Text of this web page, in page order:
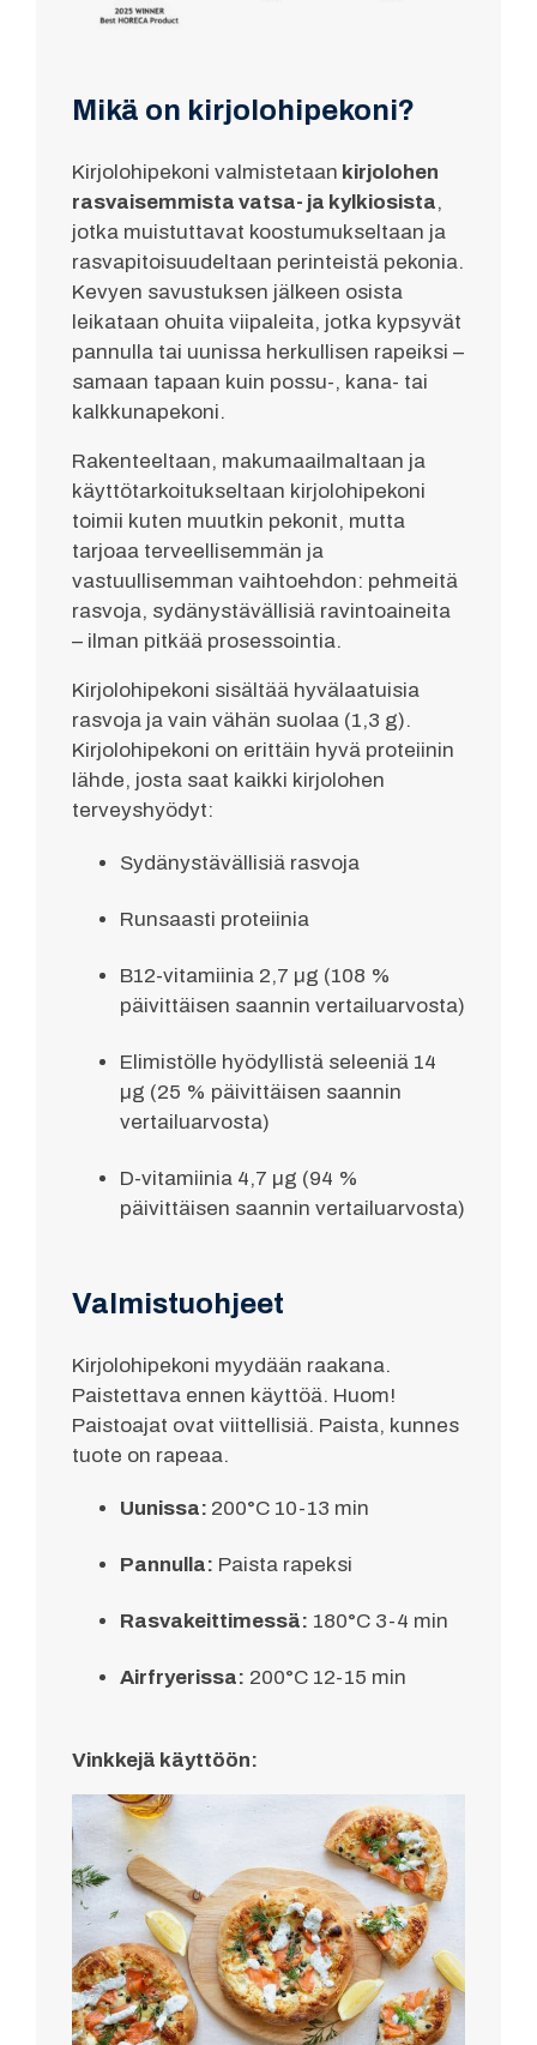
Mikä on kirjolohipekoni?
Kirjolohipekoni valmistetaan kirjolohen
rasvaisemmista vatsa- ja kylkiosista,
jotka muistuttavat koostumukseltaan ja
rasvapitoisuudeltaan perinteistä pekonia.
Kevyen savustuksen jälkeen osista
leikataan ohuita viipaleita, jotka kypsyvät
pannulla tai uunissa herkullisen rapeiksi –
samaan tapaan kuin possu-, kana- tai
kalkkunapekoni.
Rakenteeltaan, makumaailmaltaan ja
käyttötarkoitukseltaan kirjolohipekoni
toimii kuten muutkin pekonit, mutta
tarjoaa terveellisemmän ja
vastuullisemman vaihtoehdon: pehmeitä
rasvoja, sydänystävällisiä ravintoaineita
– ilman pitkää prosessointia.
Kirjolohipekoni sisältää hyvälaatuisia
rasvoja ja vain vähän suolaa (1,3 g).
Kirjolohipekoni on erittäin hyvä proteiinin
lähde, josta saat kaikki kirjolohen
terveyshyödyt:
Sydänystävällisiä rasvoja
Runsaasti proteiinia
B12-vitamiinia 2,7 µg (108 %
päivittäisen saannin vertailuarvosta)
Elimistölle hyödyllistä seleeniä 14
µg (25 % päivittäisen saannin
vertailuarvosta)
D-vitamiinia 4,7 µg (94 %
päivittäisen saannin vertailuarvosta)
Valmistuohjeet
Kirjolohipekoni myydään raakana.
Paistettava ennen käyttöä. Huom!
Paistoajat ovat viittellisiä. Paista, kunnes
tuote on rapeaa.
Uunissa: 200°C 10-13 min
Pannulla: Paista rapeksi
Rasvakeittimessä: 180°C 3-4 min
Airfryerissa: 200°C 12-15 min
Vinkkejä käyttöön: